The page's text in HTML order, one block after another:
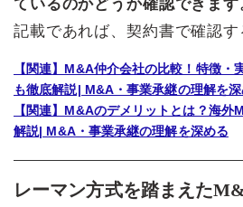
ているのかどうか確認できます
記載であれば、契約書で確認す
【関連】M&A仲介会社の比較！特徴・
も徹底解説| M&A・事業承継の理解を深
【関連】M&Aのデメリットとは？海外
解説| M&A・事業承継の理解を深める
レーマン方式を踏まえた